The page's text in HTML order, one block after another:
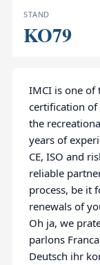
STAND
KO79
IMCI is one of
certification of
the
years of
CE, ISO and
reliable
process, be it
renewals of
Oh ja, we
parlons
Deutsch ihr